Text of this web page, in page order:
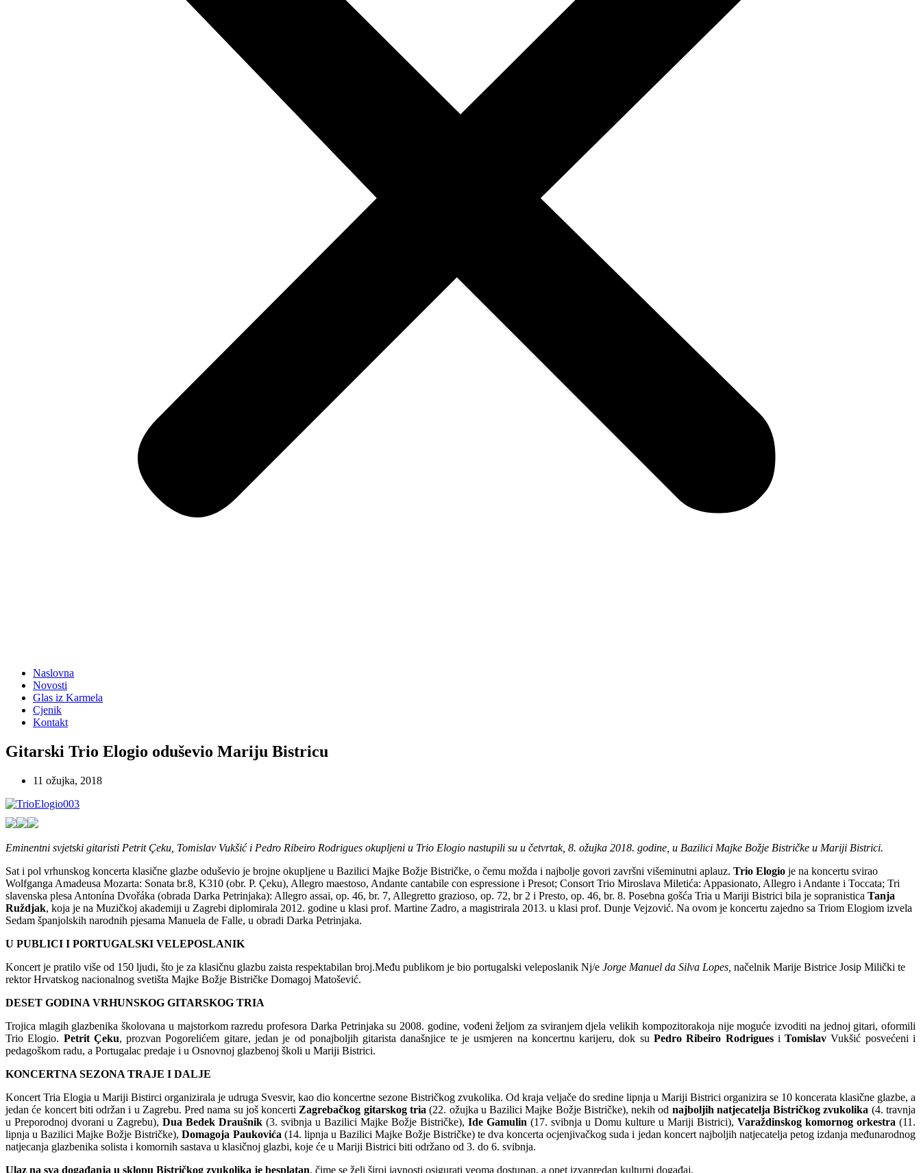
Naslovna
Novosti
Glas iz Karmela
Cjenik
Kontakt
Gitarski Trio Elogio oduševio Mariju Bistricu
11 ožujka, 2018
Eminentni svjetski gitaristi Petrit Çeku, Tomislav Vukšić i Pedro Ribeiro Rodrigues okupljeni u Trio Elogio nastupili su u četvrtak, 8. ožujka 2018. godine, u Bazilici Majke Božje Bistričke u Mariji Bistrici.
Sat i pol vrhunskog koncerta klasične glazbe oduševio je brojne okupljene u Bazilici Majke Božje Bistričke, o čemu možda i najbolje govori završni višeminutni aplauz. Trio Elogio je na koncertu svirao
Wolfganga Amadeusa Mozarta: Sonata br.8, K310 (obr. P. Çeku), Allegro maestoso, Andante cantabile con espressione i Presot; Consort Trio Miroslava Miletića: Appasionato, Allegro i Andante i Toccata; Tri
slavenska plesa Antonína Dvořáka (obrada Darka Petrinjaka): Allegro assai, op. 46, br. 7, Allegretto grazioso, op. 72, br 2 i Presto, op. 46, br. 8. Posebna gošća Tria u Mariji Bistrici bila je sopranistica Tanja
Ruždjak, koja je na Muzičkoj akademiji u Zagrebi diplomirala 2012. godine u klasi prof. Martine Zadro, a magistrirala 2013. u klasi prof. Dunje Vejzović. Na ovom je koncertu zajedno sa Triom Elogiom izvela
Sedam španjolskih narodnih pjesama Manuela de Falle, u obradi Darka Petrinjaka.
U PUBLICI I PORTUGALSKI VELEPOSLANIK
Koncert je pratilo više od 150 ljudi, što je za klasičnu glazbu zaista respektabilan broj.Među publikom je bio portugalski veleposlanik Nj/e Jorge Manuel da Silva Lopes načelnik Marije Bistrice Josip Milički te
rektor Hrvatskog nacionalnog svetišta Majke Božje Bistričke Domagoj Matošević.
DESET GODINA VRHUNSKOG GITARSKOG TRIA
Trojica mlagih glazbenika školovana u majstorkom razredu profesora Darka Petrinjaka su 2008. godine, vođeni željom za sviranjem djela velikih kompozitorakoja nije moguće izvoditi na jednoj gitari, oformili
Trio Elogio. Petrit Çeku, prozvan Pogorelićem gitare, jedan je od ponajboljih gitarista današnjice te je usmjeren na koncertnu karijeru, dok suPedro Ribeiro RodriguesiTomislav Vukšić posvećeni i
pedagoškom radu, a Portugalac predaje i u Osnovnoj glazbenoj školi u Mariji Bistrici.
KONCERTNA SEZONA TRAJE I DALJE
Koncert Tria Elogia u Mariji Bistirci organizirala je udruga Svesvir, kao dio koncertne sezone Bistričkog zvukolika. Od kraja veljače do sredine lipnja u Mariji Bistrici organizira se 10 koncerata klasične glazbe, a
jedan će koncert biti održan i u Zagrebu. Pred nama su još koncerti Zagrebačkog gitarskog tria (22. ožujka u Bazilici Majke Božje Bistričke), nekih od najboljih natjecatelja Bistričkog zvukolika (4. travnja
u Preporodnoj dvorani u Zagrebu), Dua Bedek Draušnik (3. svibnja u Bazilici Majke Božje Bistričke), Ide Gamulin (17. svibnja u Domu kulture u Mariji Bistrici), Varaždinskog komornog orkestra (11.
lipnja u Bazilici Majke Božje Bistričke),Domagoja Paukovića (14. lipnja u Bazilici Majke Božje Bistričke) te dva koncerta ocjenjivačkog suda i jedan koncert najboljih natjecatelja petog izdanja međunarodnog
natjecanja glazbenika solista i komornih sastava u klasičnoj glazbi, koje će u Mariji Bistrici biti održano od 3. do 6. svibnja.
Ulaz na sva događanja u sklopu Bistričkog zvukolika je besplatan, čime se želi široj javnosti osigurati veoma dostupan, a opet izvanredan kulturni događaj.